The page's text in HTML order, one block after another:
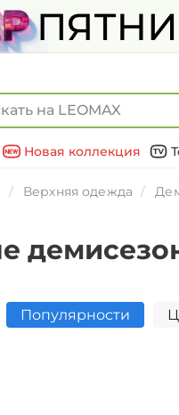
Новая коллекция
Верхняя одежда
Популярности